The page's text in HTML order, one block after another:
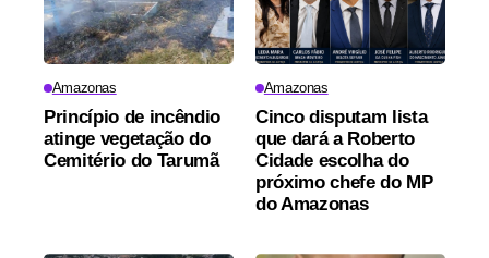
Amazonas
Princípio de incêndio
atinge vegetação do
Cemitério do Tarumã
Amazonas
Cinco disputam lista
que dará a Roberto
Cidade escolha do
próximo chefe do MP
do Amazonas